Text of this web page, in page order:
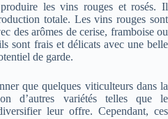
les vins rouges et rosés. Il
totale. Les vins rouges sont
des arômes de cerise, framboise ou
sont frais et délicats avec une belle
de garde.
que quelques viticulteurs dans la
d’autres variétés telles que le
leur offre. Cependant, ces